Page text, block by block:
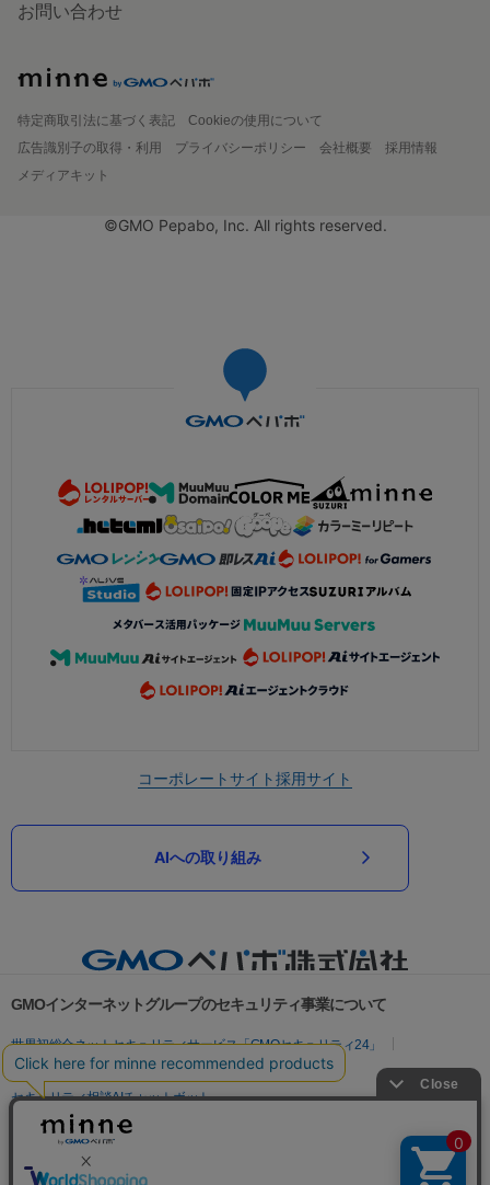
お問い合わせ
特定商取引法に基づく表記
Cookieの使用について
広告識別子の取得・利用
プライバシーポリシー 会社概要
採用情報
メディアキット
©GMO Pepabo, Inc. All rights reserved.
コーポレートサイト採用サイト
AIへの取り組み
GMOインターネットグループのセキュリティ事業について
世界初総合ネットセキュリティサービス「GMOセキュリティ24」
パスワード漏洩診断
Webサイトリスク診断
セキュリティ相談AIチャットボット
実在証明・盗聴対策
サイバー攻撃対策（GMO Flatt Security）